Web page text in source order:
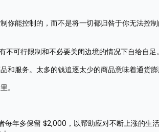
你能控制的，而不是将一切都归咎于你无法控
不可行限制和不必要关闭边境的情况下自给自足
和服务。太多的钱追逐太少的商品意味着通货
。
每年多保留 $2,000，以帮助应对不断上涨的生